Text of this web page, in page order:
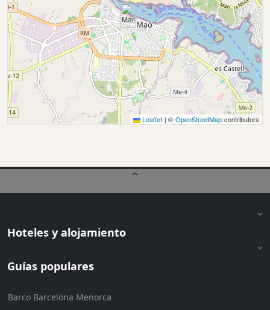
Leaflet | © OpenStreetMapcontributors
Hoteles y alojamiento
Guías populares
Barco Barcelona Menorca